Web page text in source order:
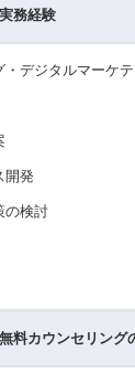
務経験
デジタルマーケ
開発
の検討
料カウンセリング